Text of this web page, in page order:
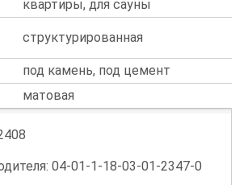
квартиры, для сауны
структурированная
под камень, под цемент
матовая
04-01-1-18-03-01-2347-0